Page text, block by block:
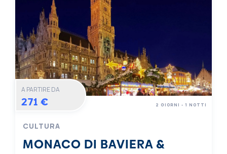
A PARTIRE DA
271 €
CULTURA
MONACO DI BAVIERA &
2 GIORNI - 1 NOTTI